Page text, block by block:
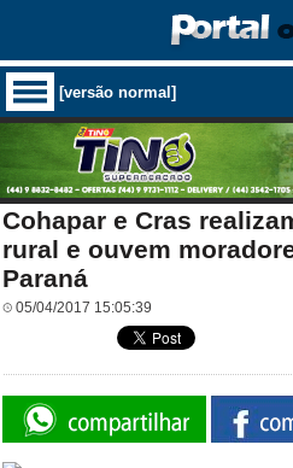
[versão normal]
Cohapar e Cras
rural e ouvem
Paraná
05/04/2017 15:05:39